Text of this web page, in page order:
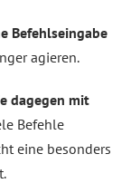
Befehlseingabe
agieren.
dagegen mit
Befehle
eine besonders